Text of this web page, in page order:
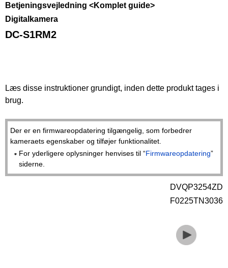
Betjeningsvejledning <Komplet guide>
Digitalkamera
DC-S1RM2
Læs disse instruktioner grundigt, inden dette produkt tages i
brug.
Der er en firmwareopdatering tilgængelig, som forbedrer
kameraets egenskaber og tilføjer funktionalitet.
For yderligere oplysninger henvises til “Firmwareopdatering”
siderne.
DVQP3254ZD
F0225TN3036